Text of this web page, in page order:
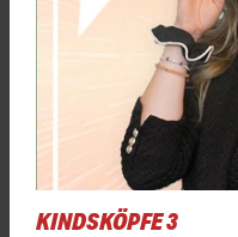
KINDSKÖPFE 3